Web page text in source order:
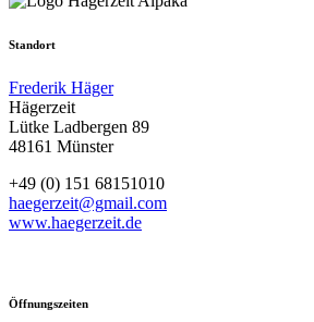
Standort
Frederik Häger
Hägerzeit
Lütke Ladbergen 89
48161 Münster
+49 (0) 151 68151010
haegerzeit@gmail.com
www.haegerzeit.de
Öffnungszeiten